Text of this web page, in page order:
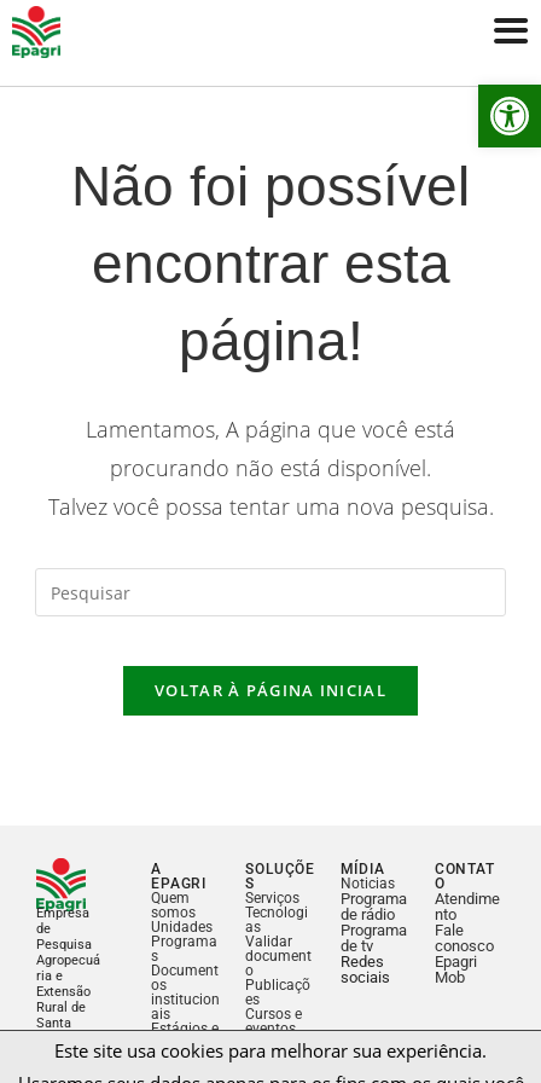
Não foi possível
encontrar esta
página!
Lamentamos, A página que você está
procurando não está disponível.
Talvez você possa tentar uma nova pesquisa.
VOLTAR À PÁGINA INICIAL
Empresa
de
Pesquisa
Agropecuá
ria e
Extensão
Rural de
Santa
A
EPAGRI
Quem
somos
Unidades
Programa
s
Document
os
institucion
ais
Estágios e
concursos
Licitações
e
SOLUÇÕE
S
Serviços
Tecnologi
as
Validar
document
o
Publicaçõ
es
Cursos e
eventos
Biblioteca
MÍDIA
Noticias
Programa
de rádio
Programa
de tv
Redes
sociais
CONTAT
O
Atendime
nto
Fale
conosco
Epagri
Mob
Este site usa cookies para melhorar sua experiência.
Usaremos seus dados apenas para os fins com os quais você
consente.